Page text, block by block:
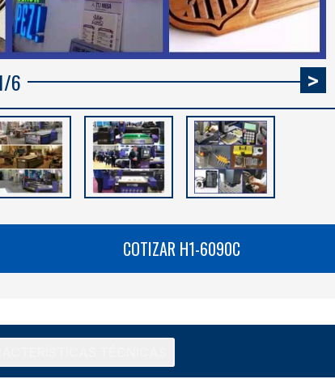
/6 >
COTIZAR H1-6090C